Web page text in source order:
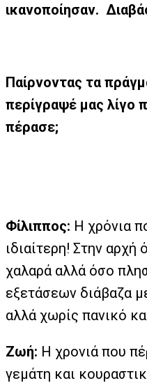
ικανοποίησαν.
Παίρνοντας τα
περίγραψέ μας λίγο
πέρασε;
Φίλιππος: Η χρόνια
ιδιαίτερη! Στην αρχή
χαλαρά αλλά όσο
εξετάσεων διάβαζα
αλλά χωρίς πανικό
Ζωή: Η χρονιά που
γεμάτη και